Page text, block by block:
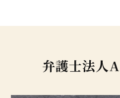
弁護士法人